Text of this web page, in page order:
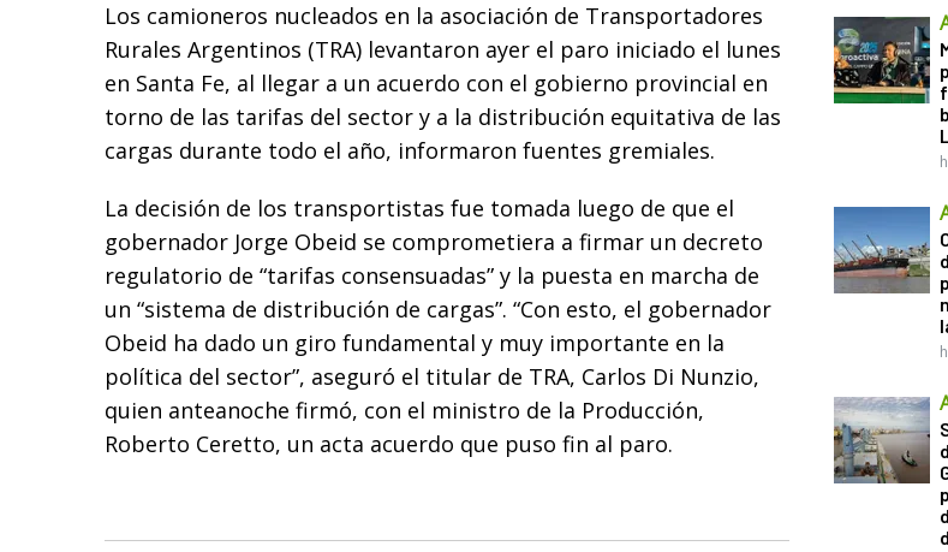
Los camioneros nucleados en la asociación de Transportadores
Rurales Argentinos (TRA) levantaron ayer el paro iniciado el lunes
en Santa Fe, al llegar a un acuerdo con el gobierno provincial en
torno de las tarifas del sector y a la distribución equitativa de las
cargas durante todo el año, informaron fuentes gremiales.
La decisión de los transportistas fue tomada luego de que el
gobernador Jorge Obeid se comprometiera a firmar un decreto
regulatorio de “tarifas consensuadas” y la puesta en marcha de
un “sistema de distribución de cargas”. “Con esto, el gobernador
Obeid ha dado un giro fundamental y muy importante en la
política del sector”, aseguró el titular de TRA, Carlos Di Nunzio,
quien anteanoche firmó, con el ministro de la Producción,
Roberto Ceretto, un acta acuerdo que puso fin al paro.